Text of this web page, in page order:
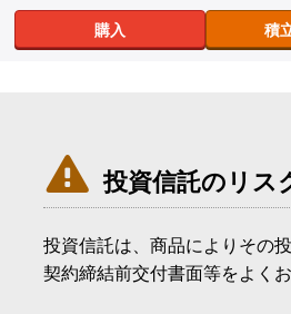
購入 積
 投資信託のリス
投資信託は、商品によりその
契約締結前交付書面等をよく